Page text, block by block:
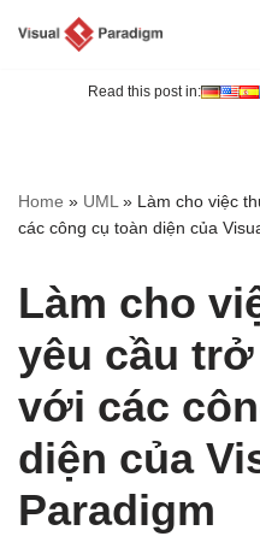
Read this post in:
Home » UML» Làm cho việc
các công cụ toàn diện của
Làm cho
yêu cầu
với các
diện của
Paradigm